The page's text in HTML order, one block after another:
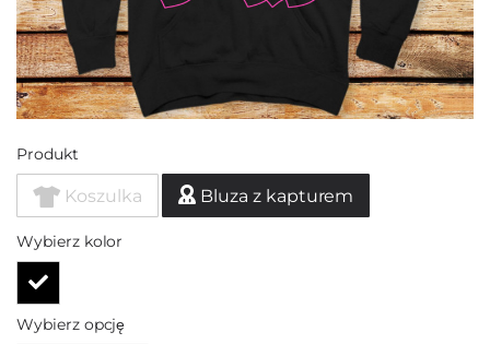
Produkt
Koszulka Bluza z kapturem
Wybierz kolor
Wybierz opcję